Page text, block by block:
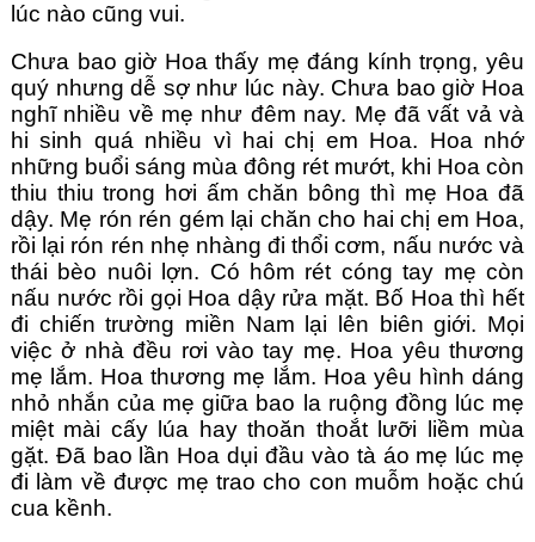
lúc nào cũng vui.
Chưa bao giờ Hoa thấy mẹ đáng kính trọng, yêu
quý nhưng dễ sợ như lúc này. Chưa bao giờ Hoa
nghĩ nhiều về mẹ như đêm nay. Mẹ đã vất vả và
hi sinh quá nhiều vì hai chị em Hoa. Hoa nhớ
những buổi sáng mùa đông rét mướt, khi Hoa còn
thiu thiu trong hơi ấm chăn bông thì mẹ Hoa đã
dậy. Mẹ rón rén gém lại chăn cho hai chị em Hoa,
rồi lại rón rén nhẹ nhàng đi thổi cơm, nấu nước và
thái bèo nuôi lợn. Có hôm rét cóng tay mẹ còn
nấu nước rồi gọi Hoa dậy rửa mặt. Bố Hoa thì hết
đi chiến trường miền Nam lại lên biên giới. Mọi
việc ở nhà đều rơi vào tay mẹ. Hoa yêu thương
mẹ lắm. Hoa thương mẹ lắm. Hoa yêu hình dáng
nhỏ nhắn của mẹ giữa bao la ruộng đồng lúc mẹ
miệt mài cấy lúa hay thoăn thoắt lưỡi liềm mùa
gặt. Đã bao lần Hoa dụi đầu vào tà áo mẹ lúc mẹ
đi làm về được mẹ trao cho con muỗm hoặc chú
cua kềnh.